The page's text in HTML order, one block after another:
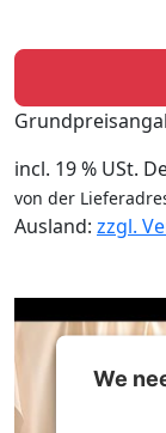
incl. 19 % USt.
von der
Ausland: zzgl.
We